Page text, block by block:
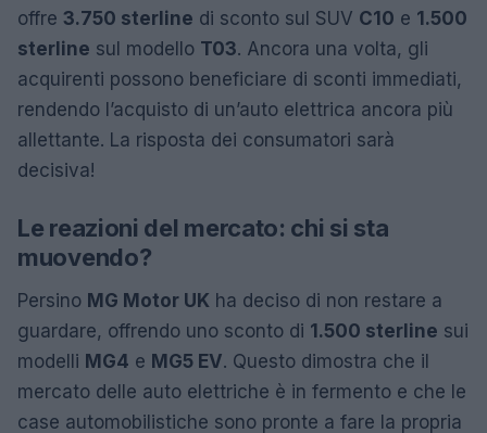
offre 3.750 sterline di sconto sul SUV C10 e 1.500
sterline sul modello T03. Ancora una volta, gli
acquirenti possono beneficiare di sconti immediati,
rendendo l’acquisto di un’auto elettrica ancora più
allettante. La risposta dei consumatori sarà
decisiva!
Le reazioni del mercato: chi si sta
muovendo?
Persino MG Motor UK ha deciso di non restare a
guardare, offrendo uno sconto di 1.500 sterline sui
modelli MG4 e MG5 EV. Questo dimostra che il
mercato delle auto elettriche è in fermento e che le
case automobilistiche sono pronte a fare la propria